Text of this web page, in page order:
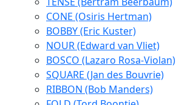
CONE (Osiris Hertman)
BOBBY (Eric Kuster)
NOUR (Edward van Vliet)
BOSCO (Lazaro Rosa-Violan)
SQUARE (Jan des Bouvrie)
RIBBON (Bob Manders)